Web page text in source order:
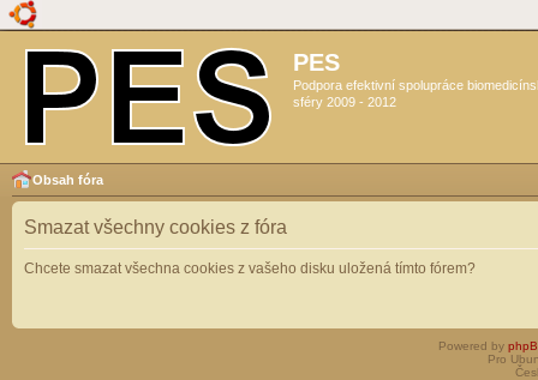
PES
Podpora efektivní spolupráce
sféry 2009 - 2012
Obsah fóra
Smazat všechny cookies z fóra
Chcete smazat všechna cookies z vašeho disku uložená tímto fórem?
Powered by
Pro